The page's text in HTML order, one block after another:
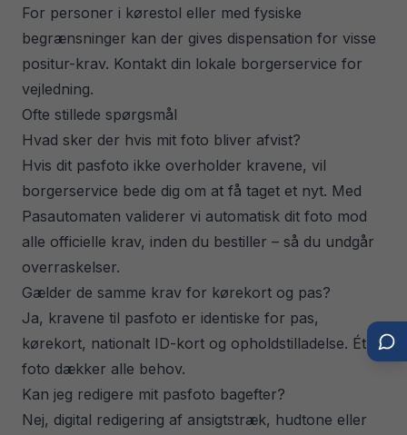
For personer i kørestol eller med fysiske
begrænsninger kan der gives dispensation for visse
positur-krav. Kontakt din lokale borgerservice for
vejledning.
Ofte stillede spørgsmål
Hvad sker der hvis mit foto bliver afvist?
Hvis dit pasfoto ikke overholder kravene, vil
borgerservice bede dig om at få taget et nyt. Med
Pasautomaten validerer vi automatisk dit foto mod
alle officielle krav, inden du bestiller – så du undgår
overraskelser.
Gælder de samme krav for kørekort og pas?
Ja, kravene til pasfoto er identiske for pas,
kørekort, nationalt ID-kort og opholdstilladelse. Ét
foto dækker alle behov.
Kan jeg redigere mit pasfoto bagefter?
Nej, digital redigering af ansigtstræk, hudtone eller